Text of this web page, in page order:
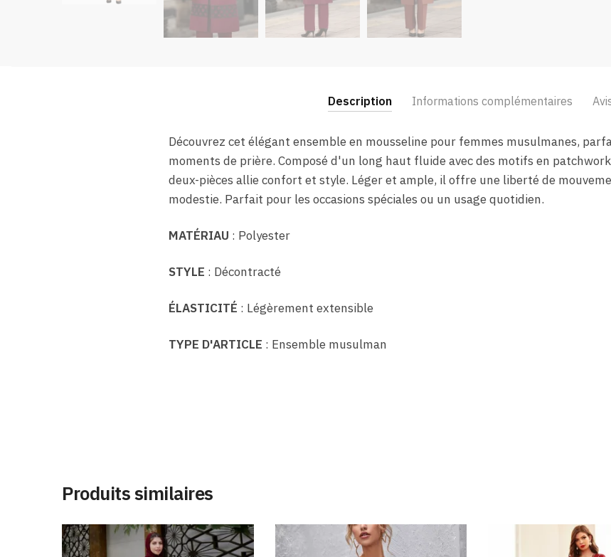
Description Informations complémentaires
Découvrez cet élégant ensemble en mousseline pour femmes musulmanes,
moments de prière. Composé d'un long haut fluide avec des motifs en
deux-pièces allie confort et style. Léger et ample, il offre une liberté de
modestie. Parfait pour les occasions spéciales ou un usage quotidien.
MATÉRIAU : Polyester
STYLE : Décontracté
ÉLASTICITÉ : Légèrement extensible
TYPE D'ARTICLE : Ensemble musulman
Produits similaires